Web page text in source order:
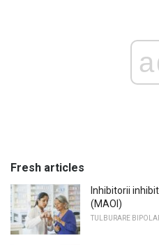
Fresh articles
Inhibitorii
(MAOI)
TULBURARE